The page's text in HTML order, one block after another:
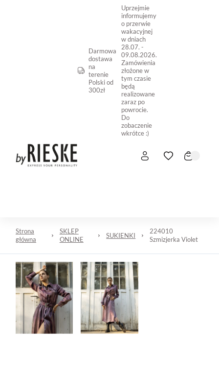
Darmowa
dostawa
na
terenie
Polski od
300zł
Uprzejmie
informujemy
o przerwie
wakacyjnej
w dniach
28.07. -
09.08.2026.
Zamówienia
złożone w
tym czasie
będą
realizowane
zaraz po
powrocie.
Do
zobaczenie
wkrótce :)
Strona
główna
SKLEP
ONLINE
SUKIENKI
224010
Szmizjerka Violet